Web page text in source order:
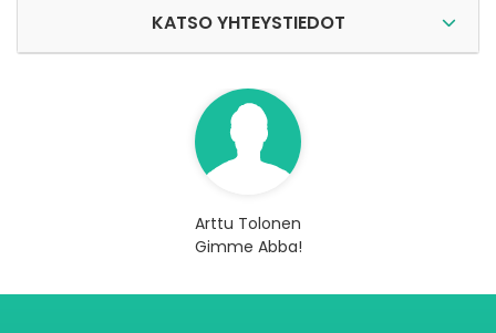
KATSO YHTEYSTIEDOT
Arttu Tolonen
Gimme Abba!